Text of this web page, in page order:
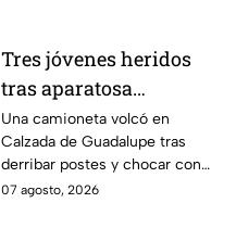
Tres jóvenes heridos
tras aparatosa
volcadura en Tepeyac
Insurgentes y operativo
en la Juárez, mientras
dormía
Una camioneta volcó en
Calzada de Guadalupe tras
derribar postes y chocar con
un árbol, dejando a tres
07 agosto, 2026